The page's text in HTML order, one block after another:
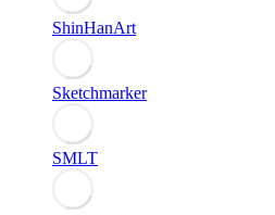
ShinHanArt
Sketchmarker
SMLT